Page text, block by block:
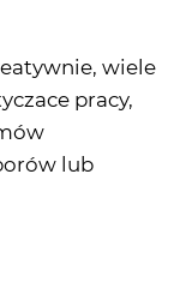
wiele
pracy,
lub